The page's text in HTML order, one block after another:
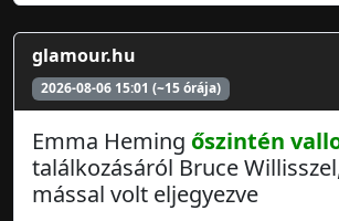
glamour.hu
2026-08-06 15:01 (~15 órája)
Emma Heming őszintén
találkozásáról Bruce
mással volt eljegyezve